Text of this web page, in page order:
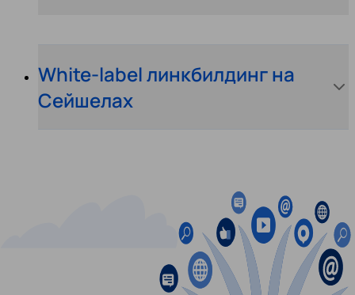
White-label линкбилдинг на
Сейшелах